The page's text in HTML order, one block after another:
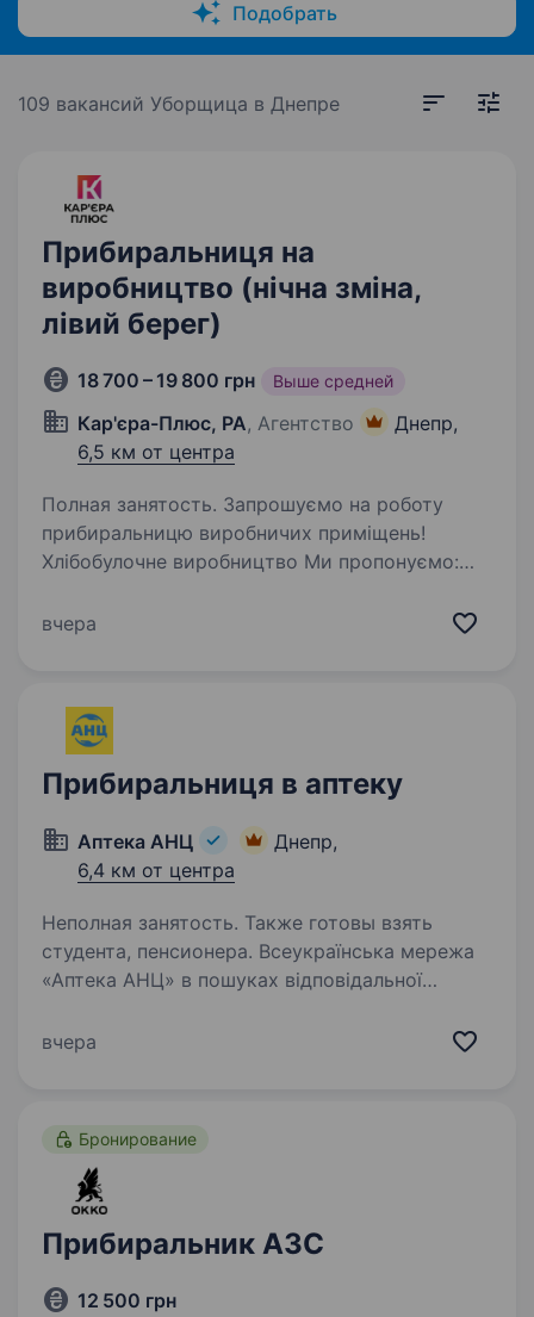
Подобрать
109 вакансий Уборщица в Днепре
Прибиральниця на
виробництво (нічна зміна,
лівий берег)
18 700 – 19 800 грн Выше средней
Кар'єра-Плюс, РА, Агентство
Днепр,
6,5 км от центра
Полная занятость. Запрошуємо на роботу
прибиральницю виробничих приміщень!
Хлібобулочне виробництво Ми пропонуємо:
Графік: 4/3 Зміна: 18:00−05:00 Виплата
вчера
Прибиральниця в аптеку
Аптека АНЦ
Днепр,
6,4 км от центра
Неполная занятость. Также готовы взять
студента, пенсионера. Всеукраїнська мережа
«Аптека АНЦ» в пошуках відповідальної
стане частиною нашої великої дружньої
вчера
Бронирование
Прибиральник АЗС
12 500 грн